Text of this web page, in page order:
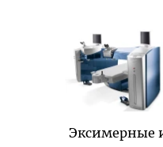
Эксимерные